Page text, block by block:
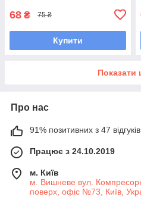
68 ₴ 75 ₴
Купити
Показати
Про нас
91% позитивних з 47 відгуків
Працює з 24.10.2019
м. Київ
м. Вишневе вул.
поверх, офіс №73, Київ,